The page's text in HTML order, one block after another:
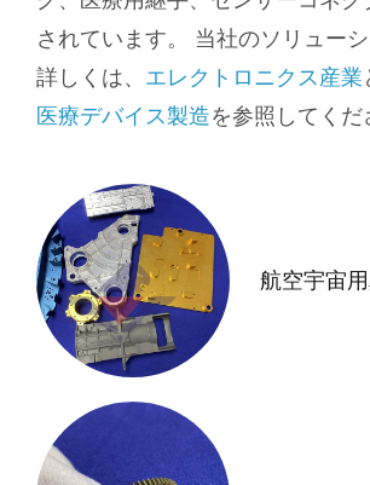
されています。 当社のソリュー
詳しくは、 エレクトロニクス産業
医療デバイス製造を参照してくだ
航空宇宙